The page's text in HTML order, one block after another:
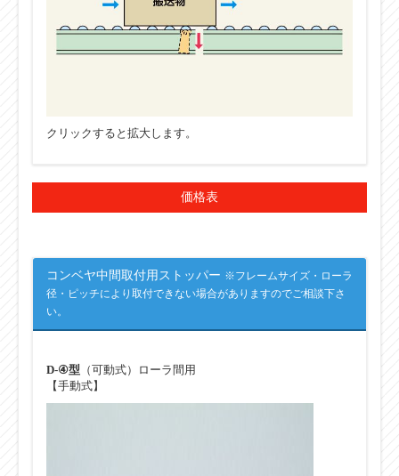
クリックすると拡大します。
価格表
コンベヤ中間取付用ストッパー ※フレームサイズ・ローラ
径・ピッチにより取付できない場合がありますのでご相談下さ
い。
D-④型 （可動式）ローラ間用
【手動式】